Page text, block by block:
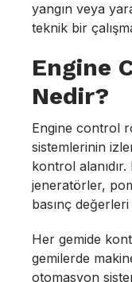
yangın veya
teknik bir
Engine
Nedir?
Engine control
sistemlerinin
kontrol
jeneratörler,
basınç
Her gemide
gemilerde
otomasyon